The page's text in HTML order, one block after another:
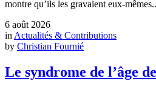
montre qu’ils les gravaient
6 août 2026
in Actualités & Contributions
by Christian Fournié
Le syndrome de l’âge